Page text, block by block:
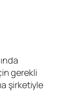
gerekli
şirketiyle